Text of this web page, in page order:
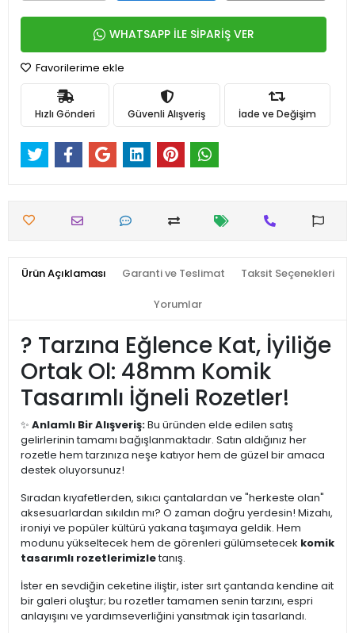
WHATSAPP İLE SİPARİŞ VER
Favorilerime ekle
Hızlı Gönderi Güvenli Alışveriş İade ve Değişim
Ürün Açıklaması Garanti ve Teslimat Taksit Seçenekleri
Yorumlar
? Tarzına Eğlence Kat, İyiliğe
Ortak Ol: 48mm Komik
Tasarımlı İğneli Rozetler!
✨ Anlamlı Bir Alışveriş:Bu üründen elde edilen satış
gelirlerinin tamamı bağışlanmaktadır. Satın aldığınız her
rozetle hem tarzınıza neşe katıyor hem de güzel bir amaca
destek oluyorsunuz!
Sıradan kıyafetlerden, sıkıcı çantalardan ve "herkeste olan"
aksesuarlardan sıkıldın mı? O zaman doğru yerdesin! Mizahı,
ironiyi ve popüler kültürü yakana taşımaya geldik. Hem
modunu yükseltecek hem de görenleri gülümsetecek komik
tasarımlı rozetlerimizletanış.
İster en sevdiğin ceketine iliştir, ister sırt çantanda kendine ait
bir galeri oluştur; bu rozetler tamamen senin tarzını, espri
anlayışını ve yardımseverliğini yansıtmak için tasarlandı.